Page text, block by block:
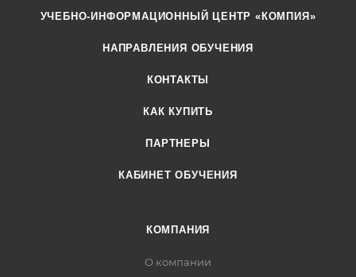
УЧЕБНО-ИНФОРМАЦИОННЫЙ ЦЕНТР «КОМПИЯ»
НАПРАВЛЕНИЯ ОБУЧЕНИЯ
КОНТАКТЫ
КАК КУПИТЬ
ПАРТНЕРЫ
КАБИНЕТ ОБУЧЕНИЯ
КОМПАНИЯ
О компании